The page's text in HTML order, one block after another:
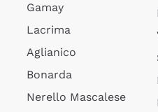
Gamay
Lacrima
Aglianico
Bonarda
Nerello Mascalese